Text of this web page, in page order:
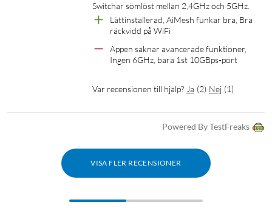
Switchar sömlöst mellan 2,4GHz och 5GHz.
Lättinstallerad, AiMesh funkar bra, Bra
räckvidd på WiFi
Appen saknar avancerade funktioner,
Ingen 6GHz, bara 1st 10GBps-port
Var recensionen till hjälp? Ja (2) Nej (1)
Powered By TestFreaks
VISA FLER RECENSIONER